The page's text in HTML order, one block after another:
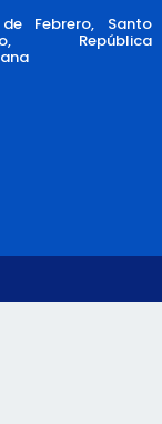
Febrero, Santo
República